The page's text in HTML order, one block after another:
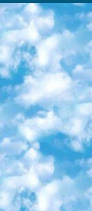
открытого доступа. Каталог площадки регулярно обрастает текстами статей из различных научных изданий. Сгруппированные по журналам и рубрикам публикации можно читать онлайн или скачивать целиком в PDF-формате. Проект нацелен на популяризацию науки за счёт открытого доступа к качественной информации. 6. «ПостНаука» На этом ресурсе публикуют подборки видеолекций, составленные экспертами из разных отраслей и объединённые общими темами. Среди них, к примеру, есть серии «Биоинформатика и геномика», «Культура средневековой Скандинавии» и Cinema Studies о теории кино. Каждая подборка лекций — логически связанная история, рассказанная экспертом от первого лица. Кроме того, на сайте появляются научно-образовательные статьи и тесты на разные темы. 7. «Newочём» Команда проекта «Newочём» отбирает самые интересные тексты из англоязычных СМИ и переводит те из них, за которые голосуют участники сообщества «ВКонтакте». По большей части это научно-популярные статьи. Редакторы придумывают лишь заголовки, в остальном содержание переводов соответствует оригиналам. Полные тексты можно читать прямо в социальной сети. 8. InternetUrok Онлайн-база материалов по основным дисциплинам школьной программы. Информация на сайте структурирована по классам, предметам и темам (урокам). Каждый урок состоит из видеолекций и конспектов. Есть также интерактивные тренажёры и тесты для закрепления пройденного материала. Даже если вы давно окончили школу, возможность повторить программу старших классов всегда может пригодиться. 9. Edutainme Ещё один ресурс об образовании. В отличие от Newtonew, как мне кажется, Edutainme больше ориентируется на представителей индустрии: педагогов, предпринимателей, разработчиков образовательных проектов. Но и любой, кто просто стремится к саморазвитию, найдёт на сайте много полезного и интересного для себя. Например, информацию о новых курсах и образовательных сервисах. 10. Newtonew Онлайн-медиа об образовании и обучении в широком смысле. Авторы Newtonew пишут об инструментах, заведениях, тактиках и стратегиях, которые помогают учить других и получать новые знания самостоятельно. На этой площадке вы найдёте новости, обзоры, аналитические мат